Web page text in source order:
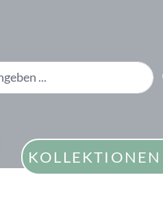
KOLLEKTIONEN